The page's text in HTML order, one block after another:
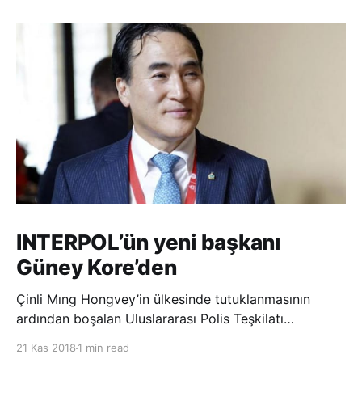
INTERPOL’ün yeni başkanı
Güney Kore’den
Çinli Mıng Hongvey’in ülkesinde tutuklanmasının
ardından boşalan Uluslararası Polis Teşkilatı
21 Kas 2018 1 min read